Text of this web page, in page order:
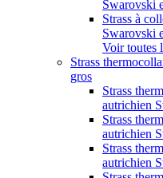
Swarovski
Strass à
Swarovski
Voir toutes
Strass
gros
Strass
autrichien
Strass
autrichien
Strass
autrichien